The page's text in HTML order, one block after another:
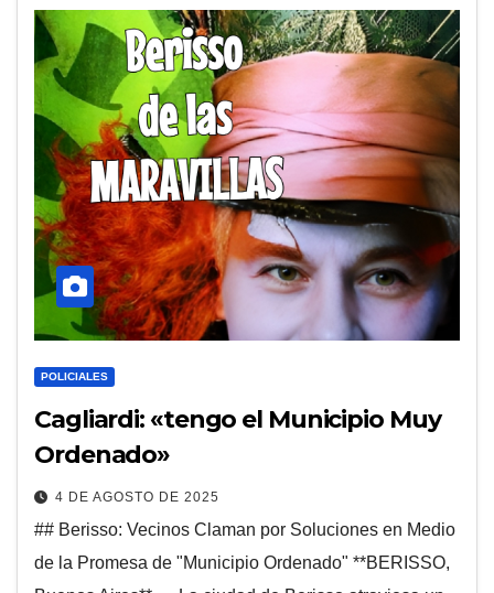
POLICIALES
Cagliardi: «tengo el Municipio Muy
Ordenado»
4 DE AGOSTO DE 2025
## Berisso: Vecinos Claman por Soluciones en Medio
de la Promesa de "Municipio Ordenado" **BERISSO,